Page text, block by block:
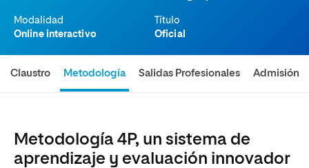
Modalidad
Online interactivo
Título
Oficial
Claustro Metodología Salidas Profesionales Admisión
Metodología 4P, un sistema de
aprendizaje y evaluación innovador